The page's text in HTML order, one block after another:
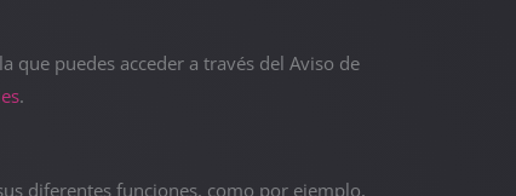
que puedes acceder a través del Aviso de
.
diferentes funciones, como por ejemplo,